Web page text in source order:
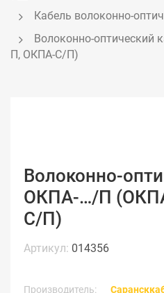
Кабель волоконно-
Волоконно-
П, ОКПА-С/П)
Волоконно-
ОКПА-…/П
С/П)
Артикул: 014356
Производитель: